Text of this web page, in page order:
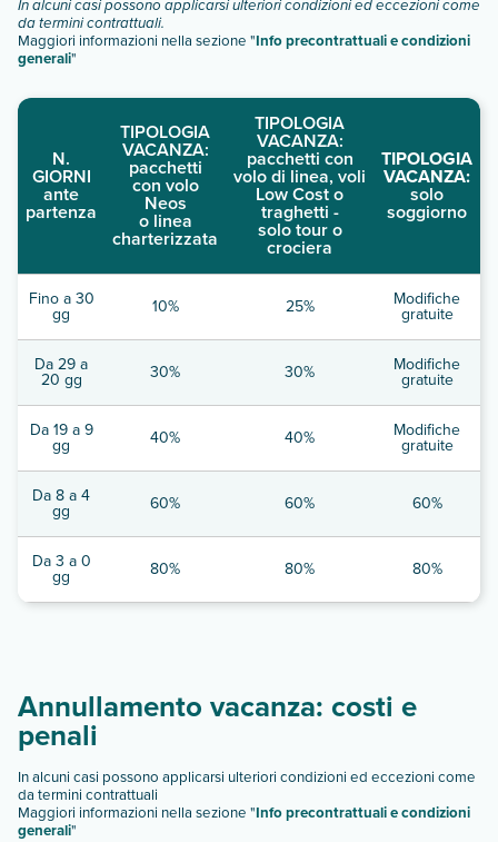
In alcuni casi possono applicarsi ulteriori condizioni ed eccezioni come
da termini contrattuali.
Maggiori informazioni nella sezione "Info precontrattuali e condizioni
generali"
N.
GIORNI
ante
partenza
TIPOLOGIA
VACANZA:
pacchetti
con volo
Neos
o linea
charterizzata
TIPOLOGIA
VACANZA:
pacchetti con
volo di linea, voli
Low Cost o
traghetti -
solo tour o
crociera
TIPOLOGIA
VACANZA:
solo
soggiorno
Fino a 30
gg 10% 25% Modifiche
gratuite
Da 29 a
20 gg 30% 30% Modifiche
gratuite
Da 19 a 9
gg 40% 40% Modifiche
gratuite
Da 8 a 4
gg 60% 60% 60%
Da 3 a 0
gg 80% 80% 80%
Annullamento vacanza: costi e
penali
In alcuni casi possono applicarsi ulteriori condizioni ed eccezioni come
da termini contrattuali
Maggiori informazioni nella sezione "Info precontrattuali e condizioni
generali"